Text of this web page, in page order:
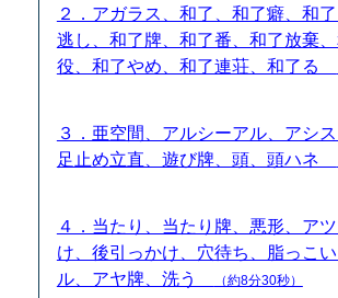
２．アガラス、和了、和了癖、和
逃し、和了牌、和了番、和了放棄
役、和了やめ、和了連荘、和了る
３．亜空間、アルシーアル、アシス
足止め立直、遊び牌、頭、頭ハネ
４．当たり、当たり牌、悪形、ア
け、後引っかけ、穴待ち、脂っこ
ル、アヤ牌、洗う
（約8分30秒）